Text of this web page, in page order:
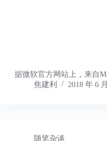
据微软官方网站上，来自
焦建利
2018 年 6
随笔杂谈